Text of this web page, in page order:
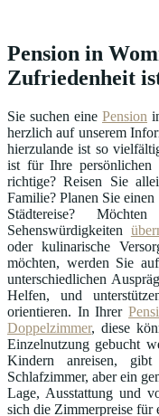
Pension in
Zufriedenheit
Sie suchen eine Pension
herzlich auf unserem
hierzulande ist so
ist für Ihre
richtige? Reisen Sie
Familie? Planen Sie
Städtereise?
Sehenswürdigkeiten
oder kulinarische
möchten, werden Sie
unterschiedlichen
Helfen, und
orientieren. In Ihrer
Doppelzimmer, diese
Einzelnutzung gebucht
Kindern anreisen,
Schlafzimmer, aber ein
Lage, Ausstattung und
sich die Zimmerpreise für